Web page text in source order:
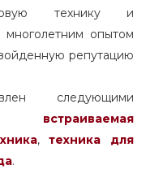
технику и
опытом
репутацию
следующими
встраиваемая
,
техника для
.